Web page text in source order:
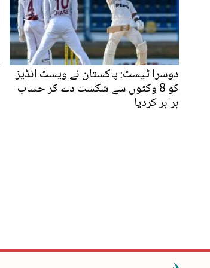
دوسرا ٹیسٹ: پاکستان نے ویسٹ انڈیز
کو 8 وکٹوں سے شکست دے کر حساب
برابر کردیا